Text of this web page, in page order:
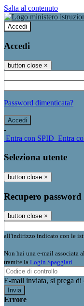
Salta al contenuto
Accedi
Accedi
button close ×
Password dimenticata?
-
Entra con SPID Entra
Seleziona utente
button close ×
Recupero password
button close ×
all'indirizzo indicato con le
Non hai una e-mail associata
tramite la Login Spaggiari
E-mail inviata, si prega di
Errore